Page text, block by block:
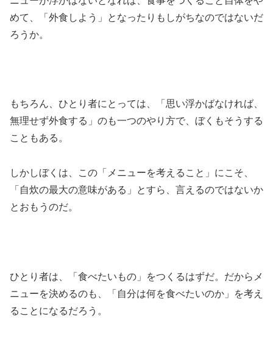
めて、「外食しよう」となったりもしがちなのではないだ
ろうか。
もちろん、ひとり者にとっては、「思い浮かばなければ、
無理せず外食する」のも一つのやり方で、ぼくもそうする
こともある。
しかしぼくは、この「メニューを考えること」にこそ、
「自炊の最大の意味がある」とすら、言えるのではないか
とおもうのだ。
ひとり者は、「食べたいもの」をつくるはずだ。だからメ
ニューを決めるのも、「自分は何を食べたいのか」を考え
ることになるだろう。